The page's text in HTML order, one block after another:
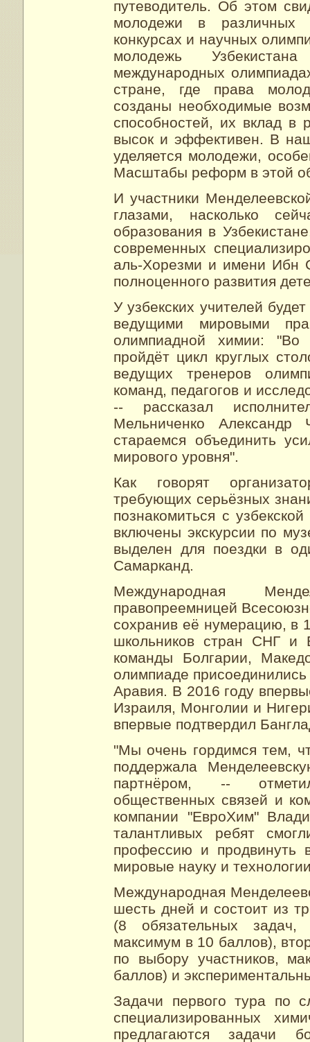
путеводитель. Об этом
молодежи в различных
конкурсах и научных
молодежь
международных
стране, где права
созданы необходимые
способностей, их вклад в
высок и эффективен. В
уделяется молодежи,
Масштабы реформ в этой
И участники
глазами, насколько
образования в
современных
аль-Хорезми и имени Ибн
полноценного развития
У узбекских учителей
ведущими мировыми
олимпиадной химии: "Во
пройдёт цикл круглых
ведущих тренеров
команд, педагогов и
-- рассказал
Мельниченко
стараемся объединить
мирового уровня".
Как говорят
требующих серьёзных
познакомиться с
включены экскурсии по
выделен для поездки в
Самарканд.
Международная
правопреемницей
сохранив её нумерацию, в
школьников стран СНГ и
команды Болгарии,
олимпиаде
Аравия. В 2016 году
Израиля, Монголии и
впервые подтвердил
"Мы очень гордимся тем,
поддержала
партнёром, --
общественных связей и
компании "ЕвроХим"
талантливых ребят
профессию и продвинуть
мировые науку и
Международная
шесть дней и состоит из
(8 обязательных задач,
максимум в 10 баллов),
по выбору участников,
баллов) и
Задачи первого тура по
специализированных
предлагаются задачи